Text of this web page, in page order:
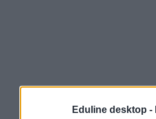
Eduline desktop -